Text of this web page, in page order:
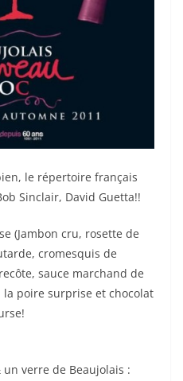
le répertoire français
Sinclair, David Guetta!!
(Jambon cru, rosette de
cromesquis de
sauce marchand de
poire surprise et chocolat
verre de Beaujolais :